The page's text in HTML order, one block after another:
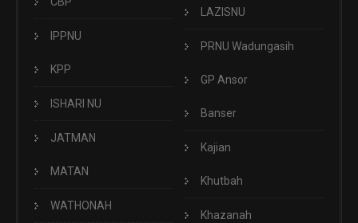
IPPNU
KPP
ISHARI NU
JATMAN
MATAN
WATHONAH
LAZISNU
PRNU Wadungasih
GP Ansor
Banser
Kajian
Khutbah
Khazanah